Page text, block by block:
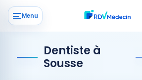
Menu
Dentiste à
Sousse